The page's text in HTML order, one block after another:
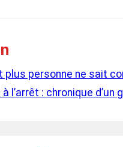
personne ne sait
l’arrêt : chronique d’un